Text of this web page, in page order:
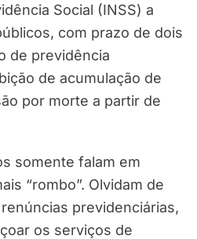
Social (INSS) a
com prazo de dois
de previdência
de acumulação de
por morte a partir de
somente falam em
“rombo”. Olvidam de
previdenciárias,
os serviços de